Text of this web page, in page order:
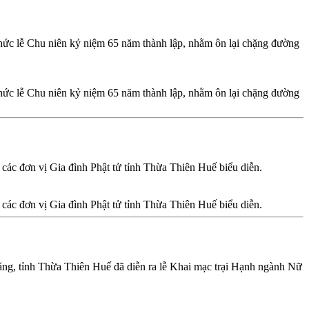
lễ Chu niên kỷ niệm 65 năm thành lập, nhằm ôn lại chặng đường
lễ Chu niên kỷ niệm 65 năm thành lập, nhằm ôn lại chặng đường
đơn vị Gia đình Phật tử tỉnh Thừa Thiên Huế biểu diễn.
đơn vị Gia đình Phật tử tỉnh Thừa Thiên Huế biểu diễn.
tỉnh Thừa Thiên Huế đã diễn ra lễ Khai mạc trại Hạnh ngành Nữ